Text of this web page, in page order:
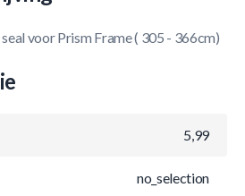
voor Prism Frame ( 305 - 366cm)
5,99
no_selection